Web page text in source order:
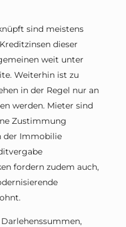
sind meistens
dieser
weit unter
Weiterhin ist zu
in der Regel nur an
werden. Mieter sind
Zustimmung
der Immobilie
fordern zudem auch,